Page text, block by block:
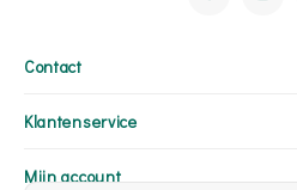
Contact
Klantenservice
Mijn account